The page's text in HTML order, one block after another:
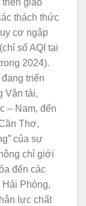
triển giao
thách thức
cơ ngập
số AQI tại
2024).
triển
Vận tải,
– Nam, đến
Thơ,
của sự
chỉ giới
đến các
Phòng,
lực chất